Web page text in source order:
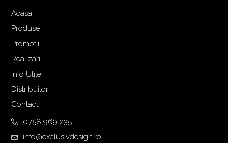
Acasa
Produse
Promotii
Realizari
Info Utile
Distribuitori
Contact
0758 969 235
info@exclusivdesign.ro